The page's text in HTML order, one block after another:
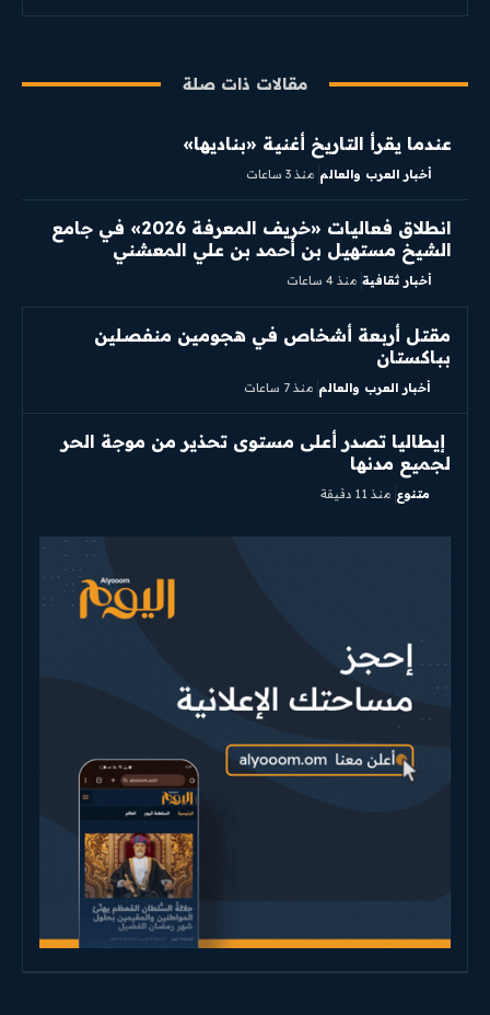
مقالات ذات صلة
عندما يقرأ التاريخ أغنية «بناديها»
أخبار العرب والعالم منذ 3 ساعات
انطلاق فعاليات «خريف المعرفة 2026» في جامع
الشيخ مستهيل بن أحمد بن علي المعشني
أخبار ثقافية منذ 4 ساعات
مقتل أربعة أشخاص في هجومين منفصلين
بباكستان
أخبار العرب والعالم منذ 7 ساعات
إيطاليا تصدر أعلى مستوى تحذير من موجة الحر
لجميع مدنها
متنوع منذ 11 دقيقة